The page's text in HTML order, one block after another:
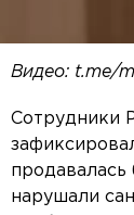
Видео: t.me/
Сотрудники
продавалась
нарушали